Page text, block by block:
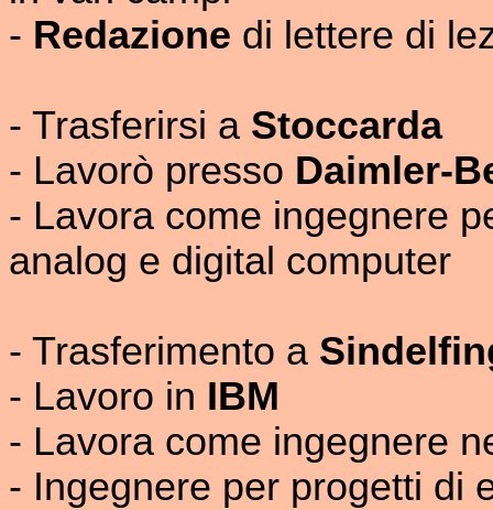
- Redazione di lettere di
- Trasferirsi a Stoccarda
- Lavorò presso Daimler-
- Lavora come ingegnere
analog e digital computer
- Trasferimento a
- Lavoro in IBM
- Lavora come ingegnere
- Ingegnere per progetti di